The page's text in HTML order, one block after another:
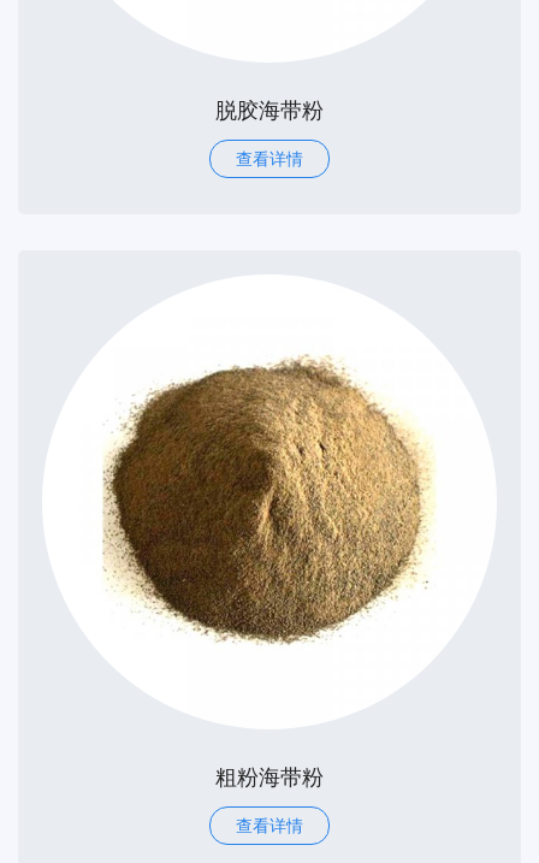
脱胶海带粉
查看详情
粗粉海带粉
查看详情